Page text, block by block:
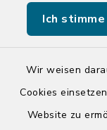
Ich stimme
Wir weisen
Cookies
Website zu
Tourist-